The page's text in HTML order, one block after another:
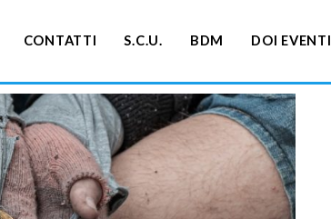
CONTATTI S.C.U. BDM DOI EVENTI